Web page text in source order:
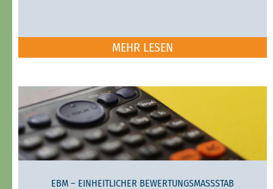
MEHR LESEN
EBM – EINHEITLICHER BEWERTUNGSMASSSTAB